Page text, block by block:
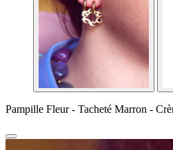
Pampille Fleur - Tacheté Marron -